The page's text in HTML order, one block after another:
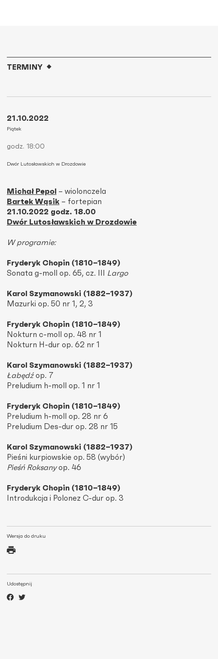
Wersja do druku
Udostępnij
Michał Pepol – wiolonczela
Bartek Wąsik – fortepian
21.10.2022 godz. 18.00
Dwór Lutosławskich w Drozdowie
W programie:
Fryderyk Chopin (1810–1849)
Sonata g-moll op. 65, cz. III Largo
Karol Szymanowski (1882–1937)
Mazurki op. 50 nr 1, 2, 3
Fryderyk Chopin (1810–1849)
Nokturn c-moll op. 48 nr 1
Nokturn H-dur op. 62 nr 1
Karol Szymanowski (1882–1937)
Łabędźop. 7
Preludium h-moll op. 1 nr 1
Fryderyk Chopin (1810–1849)
Preludium h-moll op. 28 nr 6
Preludium Des-dur op. 28 nr 15
Karol Szymanowski (1882–1937)
Pieśni kurpiowskie op. 58 (wybór)
Pieśń Roksanyop. 46
Fryderyk Chopin (1810–1849)
Introdukcja i Polonez C-dur op. 3
TERMINY
21.10.2022
Piątek
godz. 18:00
Dwór Lutosławskich w Drozdowie